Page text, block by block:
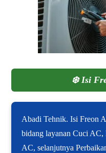
❄️Isi
Abadi Tehnik. Isi Freon
bidang layanan Cuci AC,
AC, selanjutnya